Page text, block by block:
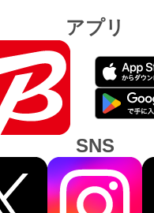
アプリ
SNS